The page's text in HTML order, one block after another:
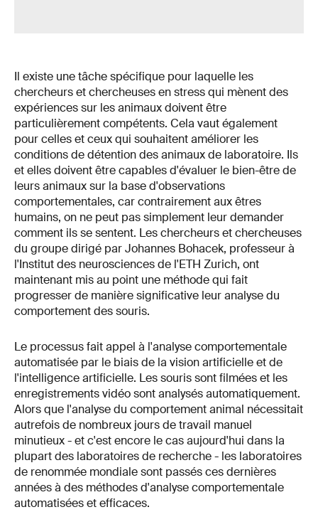
Il existe une tâche spécifique pour laquelle les
chercheurs et chercheuses en stress qui mènent des
expériences sur les animaux doivent être
particulièrement compétents. Cela vaut également
pour celles et ceux qui souhaitent améliorer les
conditions de détention des animaux de laboratoire. Ils
et elles doivent être capables d'évaluer le bien-être de
leurs animaux sur la base d'observations
comportementales, car contrairement aux êtres
humains, on ne peut pas simplement leur demander
comment ils se sentent. Les chercheurs et chercheuses
du groupe dirigé par Johannes Bohacek, professeur à
l'Institut des neurosciences de l'ETH Zurich, ont
maintenant mis au point une méthode qui fait
progresser de manière significative leur analyse du
comportement des souris.
Le processus fait appel à l'analyse comportementale
automatisée par le biais de la vision artificielle et de
l'intelligence artificielle. Les souris sont filmées et les
enregistrements vidéo sont analysés automatiquement.
Alors que l'analyse du comportement animal nécessitait
autrefois de nombreux jours de travail manuel
minutieux - et c'est encore le cas aujourd'hui dans la
plupart des laboratoires de recherche - les laboratoires
de renommée mondiale sont passés ces dernières
années à des méthodes d'analyse comportementale
automatisées et efficaces.